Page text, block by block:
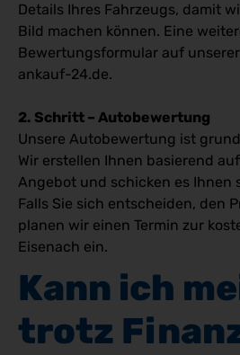
Details Ihres Fahrzeugs, damit
Bild machen können. Eine
Bewertungsformular auf
ankauf-24.de.
2. Schritt – Autobewertung
Unsere Autobewertung ist
Wir erstellen Ihnen basierend
Angebot und schicken es Ihnen
Falls Sie sich entscheiden, den
planen wir einen Termin zur
Eisenach ein.
Kann ich
trotz